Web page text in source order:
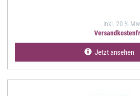
inkl. 20 %
Jetzt ansehen